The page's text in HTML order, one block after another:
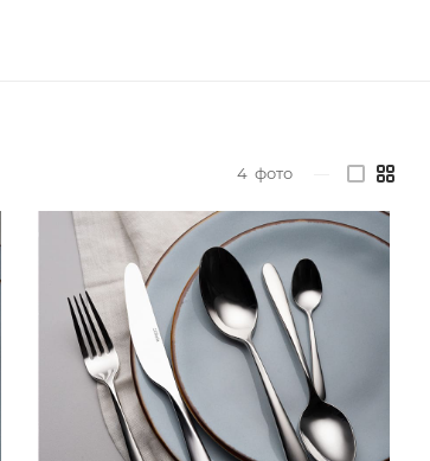
4 фото